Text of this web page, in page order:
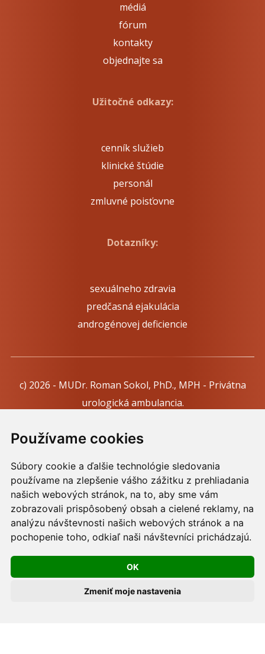
Používame cookies
Súbory cookie a ďalšie technológie sledovania
používame na zlepšenie vášho zážitku z prehliadania
našich webových stránok, na to, aby sme vám
zobrazovali prispôsobený obsah a cielené reklamy, na
analýzu návštevnosti našich webových stránok a na
pochopenie toho, odkiaľ naši návštevníci prichádzajú.
OK
Zmeniť moje nastavenia
médiá
fórum
kontakty
objednajte sa
Užitočné odkazy:
cenník služieb
klinické štúdie
personál
zmluvné poisťovne
Dotazníky:
sexuálneho zdravia
predčasná ejakulácia
androgénovej deficiencie
c) 2026 - MUDr. Roman Sokol, PhD., MPH - Privátna
urologická ambulancia.
podmienkach prevádzkovateľa.
Používame cookies -nastavenie cookies.
Skopírovaním textu alebo časti textu z akejkoľvek
stránky tohto webu a jeho umiestnením na iný web
porušíte práva MUDr. Romana Sokola, PhD., MPH, ako
aj práva ďalších osôb zúčastnených na tvorbe obsahu
pre tento web.